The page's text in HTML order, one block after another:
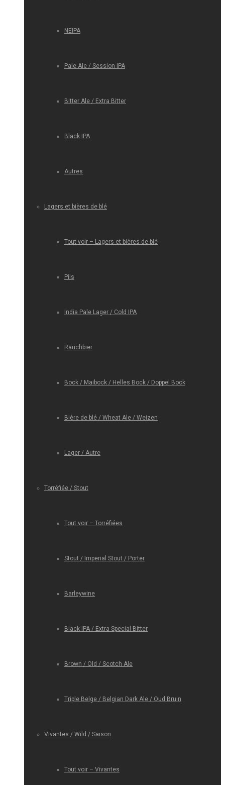
NEIPA
Pale Ale / Session IPA
Bitter Ale / Extra Bitter
Black IPA
Autres
Lagers et bières de blé
Tout voir – Lagers et bières de blé
Pils
India Pale Lager / Cold IPA
Rauchbier
Bock / Maibock / Helles Bock / Doppel Bock
Bière de blé / Wheat Ale / Weizen
Lager / Autre
Torréfiée / Stout
Tout voir – Torréfiées
Stout / Imperial Stout / Porter
Barleywine
Black IPA / Extra Special Bitter
Brown / Old / Scotch Ale
Triple Belge / Belgian Dark Ale / Oud Bruin
Vivantes / Wild / Saison
Tout voir – Vivantes